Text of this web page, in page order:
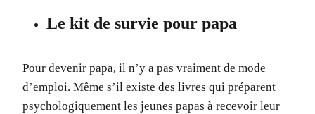
Le kit de survie pour papa
Pour devenir papa, il n’y a pas vraiment de mode
d’emploi. Même s’il existe des livres qui préparent
psychologiquement les jeunes papas à recevoir leur